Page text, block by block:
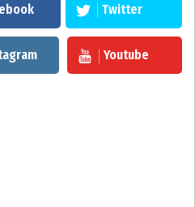
Twitter
Youtube